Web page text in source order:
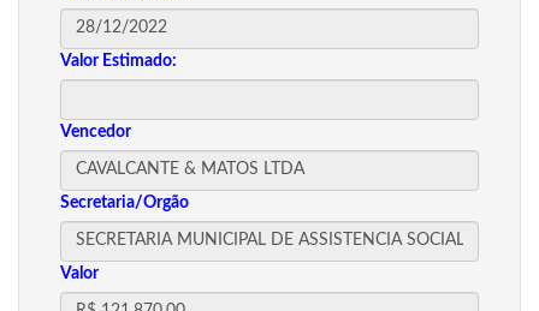
Valor Estimado:
Vencedor
Secretaria/Orgão
Valor